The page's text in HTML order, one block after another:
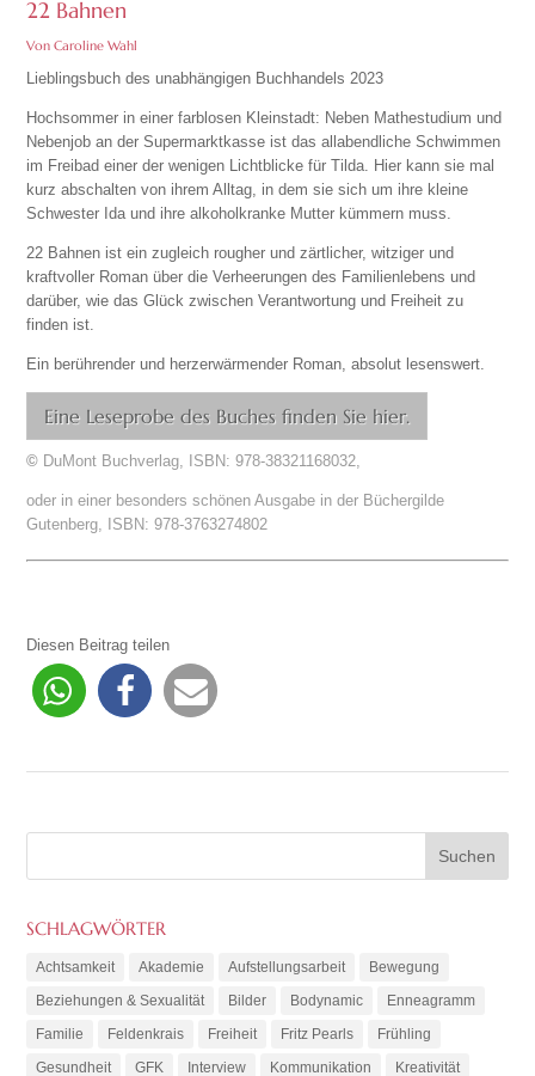
22 Bahnen
Von Caroline Wahl
Lieblingsbuch des unabhängigen Buchhandels 2023
Hochsommer in einer farblosen Kleinstadt: Neben Mathestudium und
Nebenjob an der Supermarktkasse ist das allabendliche Schwimmen
im Freibad einer der wenigen Lichtblicke für Tilda. Hier kann sie mal
kurz abschalten von ihrem Alltag, in dem sie sich um ihre kleine
Schwester Ida und ihre alkoholkranke Mutter kümmern muss.
22 Bahnen ist ein zugleich rougher und zärtlicher, witziger und
kraftvoller Roman über die Verheerungen des Familienlebens und
darüber, wie das Glück zwischen Verantwortung und Freiheit zu
finden ist.
Ein berührender und herzerwärmender Roman, absolut lesenswert.
Eine Leseprobe des Buches finden Sie hier.
© DuMont Buchverlag, ISBN: 978-38321168032,
oder in einer besonders schönen Ausgabe in der Büchergilde
Gutenberg, ISBN: 978-3763274802
Diesen Beitrag teilen
SCHLAGWÖRTER
Achtsamkeit Akademie Aufstellungsarbeit
Bewegung
Beziehungen & Sexualität
Bilder Bodynamic
Enneagramm
Familie
Feldenkrais Freiheit Fritz Pearls
Frühling
Gesundheit
GFK Interview Kommunikation Kreativität